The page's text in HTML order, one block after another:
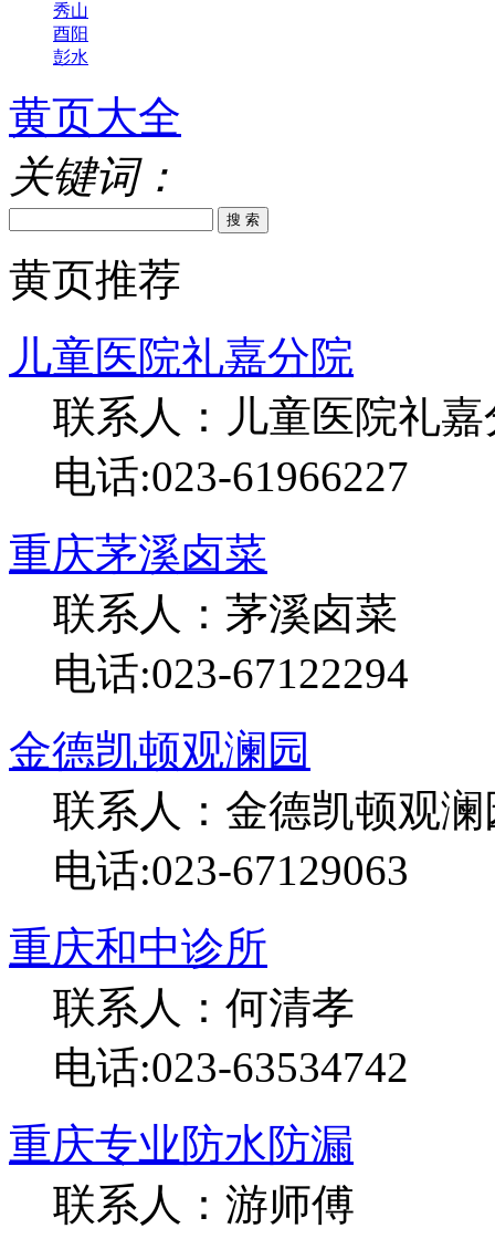
秀山
酉阳
彭水
黄页大全
关键词：
黄页推荐
儿童医院礼嘉分院
联系人：儿童医院礼嘉
电话:023-61966227
重庆茅溪卤菜
联系人：茅溪卤菜
电话:023-67122294
金德凯顿观澜园
联系人：金德凯顿观澜
电话:023-67129063
重庆和中诊所
联系人：何清孝
电话:023-63534742
重庆专业防水防漏
联系人：游师傅